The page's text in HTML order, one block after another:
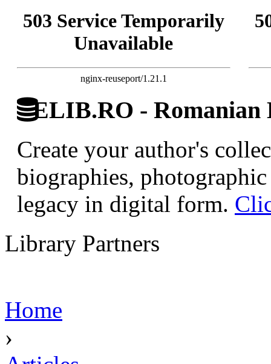
503 Service Temporarily
Unavailable
nginx-reuseport/1.21.1
ELIB.RO -
Create your author's
biographies,
legacy in digital form.
Library Partners
Home
›